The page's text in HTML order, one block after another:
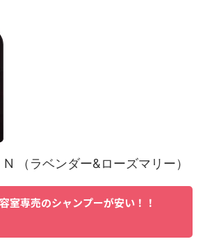
（ラベンダー&ローズマリー）
室専売のシャンプーが安い！！